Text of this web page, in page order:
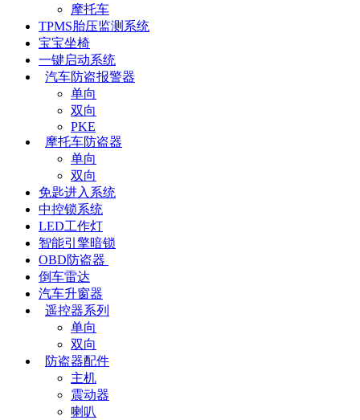
摩托车
TPMS胎压监测系统
宝宝坐椅
一键启动系统
汽车防盗报警器
单向
双向
PKE
摩托车防盗器
单向
双向
免匙进入系统
中控锁系统
LED工作灯
智能引擎暗锁
OBD防盗器
倒车雷达
汽车升窗器
遥控器系列
单向
双向
防盗器配件
主机
震动器
喇叭